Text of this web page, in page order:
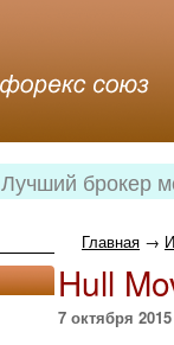
Лучший брокер
Главная →
Hull
7 октября